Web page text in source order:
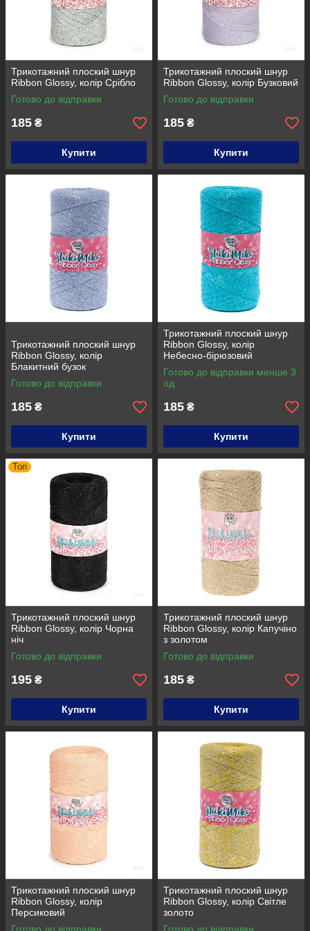
Трикотажний плоский шнур
Ribbon Glossy, колір Срібло
Готово до відправки
185 ₴
Купити
Трикотажний плоский шнур
Ribbon Glossy, колір Бузковий
Готово до відправки
185 ₴
Купити
Трикотажний плоский шнур
Ribbon Glossy, колір
Блакитний бузок
Готово до відправки
185 ₴
Купити
Трикотажний плоский шнур
Ribbon Glossy, колір
Небесно-бірюзовий
Готово до відправки менше 3
од.
185 ₴
Купити
Топ
Трикотажний плоский шнур
Ribbon Glossy, колір Чорна
ніч
Готово до відправки
195 ₴
Купити
Трикотажний плоский шнур
Ribbon Glossy, колір Капучіно
з золотом
Готово до відправки
185 ₴
Купити
Трикотажний плоский шнур
Ribbon Glossy, колір
Персиковий
Трикотажний плоский шнур
Ribbon Glossy, колір Світле
золото